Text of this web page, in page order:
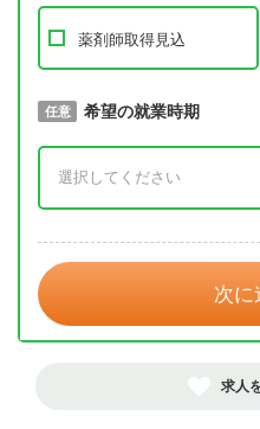
薬剤師取得見込
必須 取得予定年
任意 希望の就業時期
次に
求人